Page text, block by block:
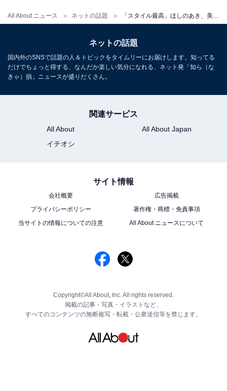
All About ニュース ネットの話題
ネットの話題
国内外のSNSで話題の人＆トピックをタイムリーにお届けします。知ってる
だけでちょっと得する、なんだか楽しい気分になれる、ネット発「知ら（な
きゃ）損」ニュースが盛りだくさん。
関連サービス
All About
All About Japan
イチオシ
サイト情報
会社概要
広告掲載
プライバシーポリシー
著作権・商標・免責事項
当サイトの情報についての注意
All About ニュースについて
Copyright©All About, Inc. All rights reserved.
掲載の記事・写真・イラストなど、
すべてのコンテンツの無断複写・転載・公衆送信等を禁じます。